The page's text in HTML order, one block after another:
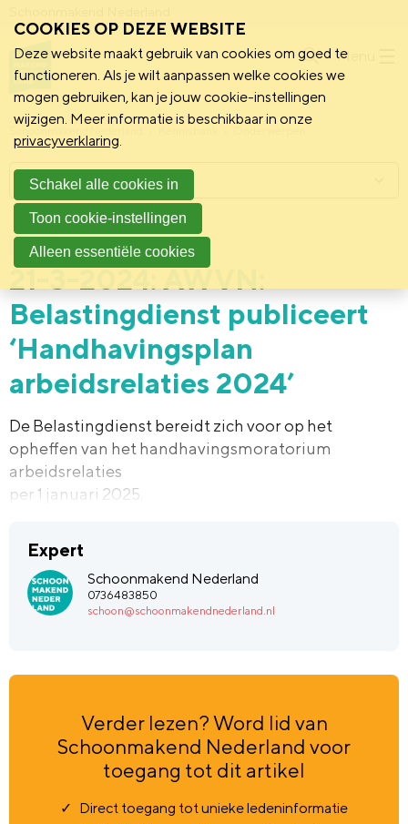
Menu
Schoonmakend Nederland
Politiek 22 april 2024 AWVN
21-3-2024: AWVN:
Belastingdienst publiceert
‘Handhavingsplan
arbeidsrelaties 2024’
De Belastingdienst bereidt zich voor op het
opheffen van het handhavingsmoratorium
arbeidsrelaties
per 1 januari 2025.
Expert
Schoonmakend Nederland
0736483850
schoon@schoonmakendnederland.nl
Verder lezen? Word lid van
Schoonmakend Nederland voor
toegang tot dit artikel
Direct toegang tot unieke ledeninformatie
Menu
COOKIES OP DEZE WEBSITE
Deze website maakt gebruik van cookies om goed te
functioneren. Als je wilt aanpassen welke cookies we
mogen gebruiken, kan je jouw cookie-instellingen
wijzigen. Meer informatie is beschikbaar in onze
privacyverklaring.
Schakel alle cookies in
Toon cookie-instellingen
Alleen essentiële cookies